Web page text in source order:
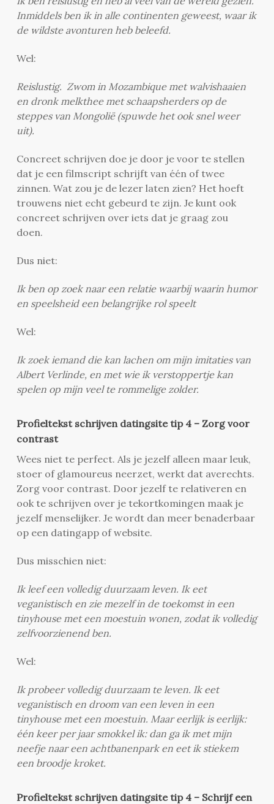
Inmiddels ben ik in alle continenten geweest, waar ik
de wildste avonturen heb beleefd.
Wel:
Reislustig. Zwom in Mozambique met walvishaaien
en dronk melkthee met schaapsherders op de
steppes van Mongolië (spuwde het ook snel weer
uit).
Concreet schrijven doe je door je voor te stellen
dat je een filmscript schrijft van één of twee
zinnen. Wat zou je de lezer laten zien? Het hoeft
trouwens niet echt gebeurd te zijn. Je kunt ook
concreet schrijven over iets dat je graag zou
doen.
Dus niet:
Ik ben op zoek naar een relatie waarbij waarin humor
en speelsheid een belangrijke rol speelt
Wel:
Ik zoek iemand die kan lachen om mijn imitaties van
Albert Verlinde, en met wie ik verstoppertje kan
spelen op mijn veel te rommelige zolder.
Profieltekst schrijven datingsite tip 4 – Zorg voor
contrast
Wees niet te perfect. Als je jezelf alleen maar leuk,
stoer of glamoureus neerzet, werkt dat averechts.
Zorg voor contrast. Door jezelf te relativeren en
ook te schrijven over je tekortkomingen maak je
jezelf menselijker. Je wordt dan meer benaderbaar
op een datingapp of website.
Dus misschien niet:
Ik leef een volledig duurzaam leven. Ik eet
veganistisch en zie mezelf in de toekomst in een
tinyhouse met een moestuin wonen, zodat ik volledig
zelfvoorzienend ben.
Wel:
Ik probeer volledig duurzaam te leven. Ik eet
veganistisch en droom van een leven in een
tinyhouse met een moestuin. Maar eerlijk is eerlijk:
één keer per jaar smokkel ik: dan ga ik met mijn
neefje naar een achtbanenpark en eet ik stiekem
een broodje kroket.
Profieltekst schrijven datingsite tip 4 – Schrijf een